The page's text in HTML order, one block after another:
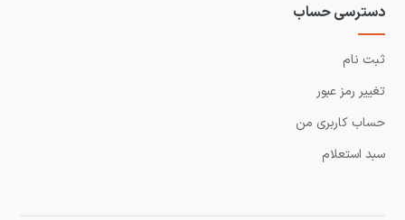
دسترسی حساب
ثبت نام
تغییر رمز عبور
حساب کاربری من
سبد استعلام